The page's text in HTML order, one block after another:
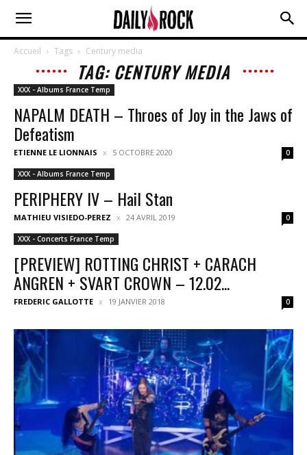
Accueil Tags Century media
TAG: CENTURY MEDIA
XXX - Albums France Temp
NAPALM DEATH – Throes of Joy in the Jaws of
Defeatism
ETIENNE LE LIONNAIS 5 OCTOBRE 2020 0
XXX - Albums France Temp
PERIPHERY IV – Hail Stan
MATHIEU VISIEDO-PEREZ 24 AVRIL 2019 0
XXX - Concerts France Temp
[PREVIEW] ROTTING CHRIST + CARACH
ANGREN + SVART CROWN – 12.02...
FREDERIC GALLOTTE 19 JANVIER 2018 0